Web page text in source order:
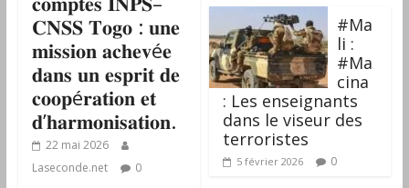
𝐂𝐍𝐒𝐒 𝐓𝐨𝐠𝐨 : 𝐮𝐧𝐞
𝐦𝐢𝐬𝐬𝐢𝐨𝐧 𝐚𝐜𝐡𝐞𝐯é𝐞
𝐝𝐚𝐧𝐬 𝐮𝐧 𝐞𝐬𝐩𝐫𝐢𝐭 𝐝𝐞
𝐜𝐨𝐨𝐩é𝐫𝐚𝐭𝐢𝐨𝐧 𝐞𝐭
𝐝’𝐡𝐚𝐫𝐦𝐨𝐧𝐢𝐬𝐚𝐭𝐢𝐨𝐧.
22 mai 2026
Laseconde.net
0
#Ma
li :
#Ma
cina
: Les enseignants
dans le viseur des
terroristes
5 février 2026 0